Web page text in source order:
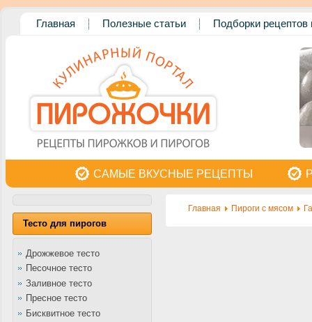
Главная Полезные статьи Подборки рецептов
САМЫЕ ВКУСНЫЕ РЕЦЕПТЫ
Тесто для пирогов
Дрожжевое тесто
Песочное тесто
Заливное тесто
Пресное тесто
Бисквитное тесто
Главная Пироги с мясом